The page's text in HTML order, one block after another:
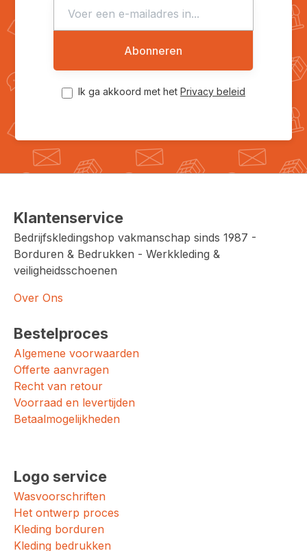
Abonneren
Ik ga akkoord met het Privacy beleid
Klantenservice
Bedrijfskledingshop vakmanschap sinds 1987 -
Borduren & Bedrukken - Werkkleding &
veiligheidsschoenen
Over Ons
Bestelproces
Algemene voorwaarden
Offerte aanvragen
Recht van retour
Voorraad en levertijden
Betaalmogelijkheden
Logo service
Wasvoorschriften
Het ontwerp proces
Kleding borduren
Kleding bedrukken